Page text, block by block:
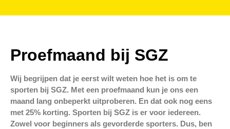
Proefmaand bij SGZ
Wij begrijpen dat je eerst wilt weten hoe het is om te
sporten bij SGZ. Met een proefmaand kun je ons een
maand lang onbeperkt uitproberen. En dat ook nog eens
met 25% korting. Sporten bij SGZ is er voor iedereen.
Zowel voor beginners als gevorderde sporters. Dus, ben